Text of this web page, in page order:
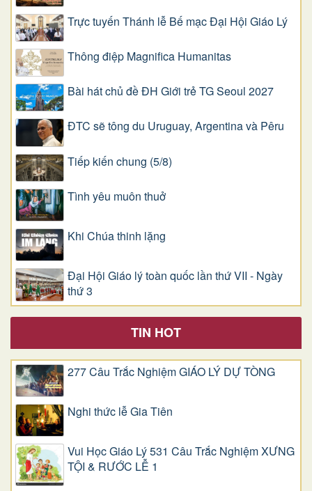
Trực tuyến Thánh lễ Bế mạc Đại Hội Giáo Lý
Thông điệp Magnifica Humanitas
Bài hát chủ đề ĐH Giới trẻ TG Seoul 2027
ĐTC sẽ tông du Uruguay, Argentina và Pêru
Tiếp kiến chung (5/8)
Tình yêu muôn thuở
Khi Chúa thinh lặng
Đại Hội Giáo lý toàn quốc lần thứ VII - Ngày
thứ 3
TIN HOT
277 Câu Trắc Nghiệm GIÁO LÝ DỰ TÒNG
Nghi thức lễ Gia Tiên
Vui Học Giáo Lý 531 Câu Trắc Nghiệm XƯNG
TỘI & RƯỚC LỄ 1